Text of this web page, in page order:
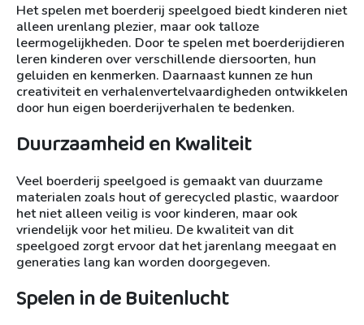
Het spelen met boerderij speelgoed biedt kinderen niet
alleen urenlang plezier, maar ook talloze
leermogelijkheden. Door te spelen met boerderijdieren
leren kinderen over verschillende diersoorten, hun
geluiden en kenmerken. Daarnaast kunnen ze hun
creativiteit en verhalenvertelvaardigheden ontwikkelen
door hun eigen boerderijverhalen te bedenken.
Duurzaamheid en Kwaliteit
Veel boerderij speelgoed is gemaakt van duurzame
materialen zoals hout of gerecycled plastic, waardoor
het niet alleen veilig is voor kinderen, maar ook
vriendelijk voor het milieu. De kwaliteit van dit
speelgoed zorgt ervoor dat het jarenlang meegaat en
generaties lang kan worden doorgegeven.
Spelen in de Buitenlucht